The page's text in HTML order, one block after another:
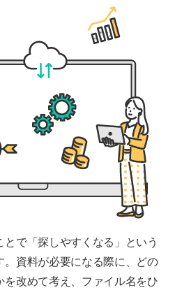
で「探しやすくなる」という
。資料が必要になる際に、どの
を改めて考え、ファイル名をひ